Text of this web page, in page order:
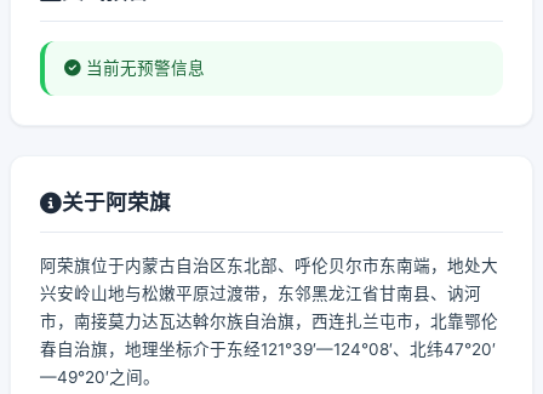
当前无预警信息
关于阿荣旗
阿荣旗位于内蒙古自治区东北部、呼伦贝尔市东南端，地处大
兴安岭山地与松嫩平原过渡带，东邻黑龙江省甘南县、讷河
市，南接莫力达瓦达斡尔族自治旗，西连扎兰屯市，北靠鄂伦
春自治旗，地理坐标介于东经121°39′—124°08′、北纬47°20′
—49°20′之间。